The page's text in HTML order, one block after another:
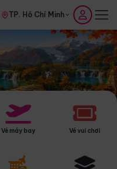
TP. Hồ Chí Minh
Vé máy bay Vé vui chơi